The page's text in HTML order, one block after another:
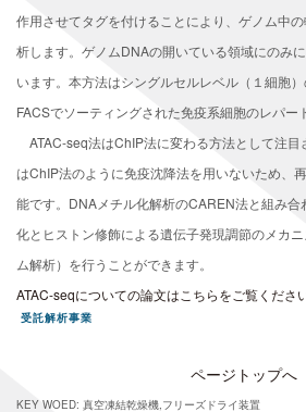
作用させてタグを付けることにより、ゲノム中
析します。ゲノムDNAの開いている領域にのみ
います。本方法はシングルセルレベル（１細胞）
FACSでソーティングされた免疫系細胞のレパー
ATAC-seq法はChIP法に変わる方法として注目
はChIP法のように免疫沈降法を用いないため、
能です。DNAメチル化解析のCAREN法と組み
化とヒストン修飾による遺伝子発現調節のメカ
ム解析）を行うことができます。
ATAC-seqについての論文はこちらをご覧ください
受託解析事業
ページトップへ
KEY WOED: 真空凍結乾燥機,フリーズドライ装置